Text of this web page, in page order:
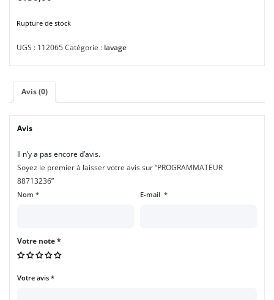
Rupture de stock
UGS : 112065Catégorie : lavage
Avis (0)
Avis
Il n’y a pas encore d’avis.
Soyez le premier à laisser votre avis sur “PROGRAMMATEUR
88713236”
Nom * E-mail *
Votre note*
Votre avis *